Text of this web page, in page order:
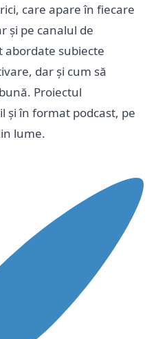
care apare în fiecare
și pe canalul de
abordate subiecte
dar și cum să
Proiectul
și în format podcast, pe
lume.